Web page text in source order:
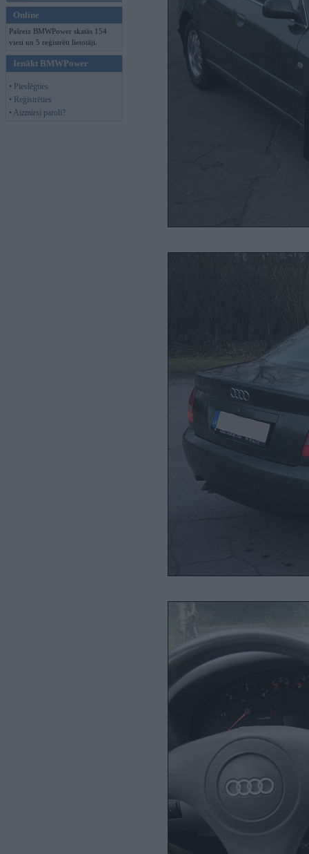
Online
Pašreiz BMWPower skatās 154
viesi un 5 reģistrēti lietotāji.
Ienākt BMWPower
• Pieslēgties
• Reģistrēties
• Aizmirsi paroli?